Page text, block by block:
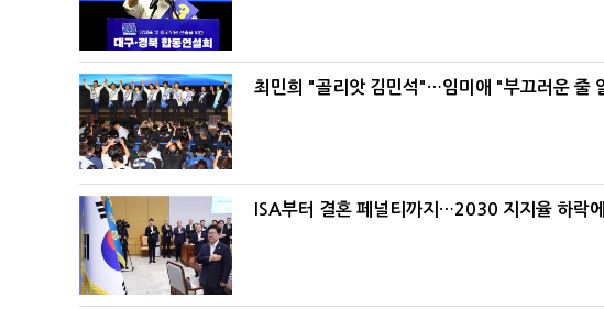
최민희 "골리앗 김민석"…임미애 "부끄러운 줄
ISA부터 결혼 페널티까지…2030 지지율 하락